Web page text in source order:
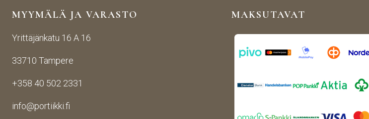
MYYMÄLÄ JA VARASTO
Yrittäjänkatu 16 A 16
33710 Tampere
+358 40 502 2331
info@portiikki.fi
MAKSUTAVAT